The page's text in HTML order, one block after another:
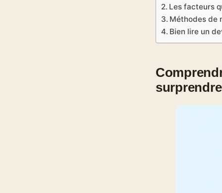
Les facteurs
Méthodes de
Bien lire un
surprendre